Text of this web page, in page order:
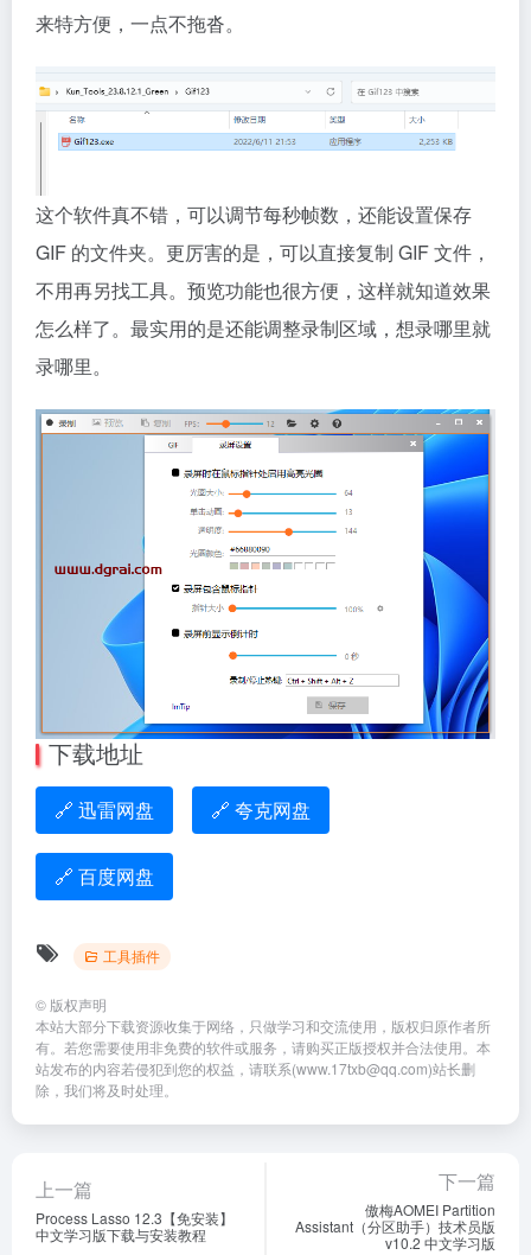
来特方便，一点不拖沓。
这个软件真不错，可以调节每秒帧数，还能设置保存
GIF 的文件夹。更厉害的是，可以直接复制 GIF 文件，
不用再另找工具。预览功能也很方便，这样就知道效果
怎么样了。最实用的是还能调整录制区域，想录哪里就
录哪里。
下载地址
🔗 迅雷网盘 🔗 夸克网盘
🔗 百度网盘
工具插件
© 版权声明
本站大部分下载资源收集于网络，只做学习和交流使用，版权归原作者所
有。若您需要使用非免费的软件或服务，请购买正版授权并合法使用。本
站发布的内容若侵犯到您的权益，请联系(www.17txb@qq.com)站长删
除，我们将及时处理。
上一篇
Process Lasso 12.3【免安装】
中文学习版下载与安装教程
下一篇
傲梅AOMEI Partition
Assistant（分区助手）技术员版
v10.2 中文学习版